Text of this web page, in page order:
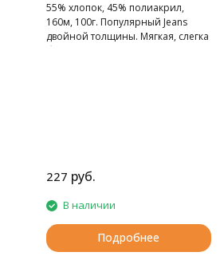
55% хлопок, 45% полиакрил,
160м, 100г. Популярный Jeans
двойной толщины. Мягкая, слегка
бархатистая нитка.
227 руб.
В наличии
Подробнее